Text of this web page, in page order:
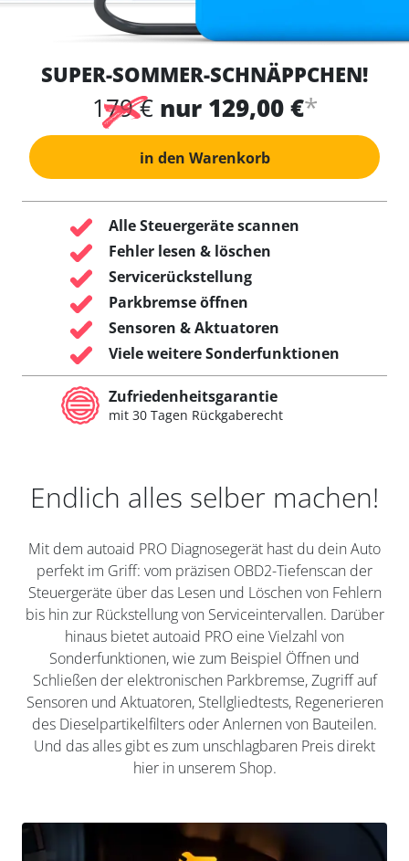
SUPER-SOMMER-SCHNÄPPCHEN!
179 € nur 129,00 €*
in den Warenkorb
Alle Steuergeräte scannen
Fehler lesen & löschen
Servicerückstellung
Parkbremse öffnen
Sensoren & Aktuatoren
Viele weitere Sonderfunktionen
Zufriedenheitsgarantie
mit 30 Tagen Rückgaberecht
Endlich alles selber machen!
Mit dem autoaid PRO Diagnosegerät hast du dein Auto
perfekt im Griff: vom präzisen OBD2-Tiefenscan der
Steuergeräte über das Lesen und Löschen von Fehlern
bis hin zur Rückstellung von Serviceintervallen. Darüber
hinaus bietet autoaid PRO eine Vielzahl von
Sonderfunktionen, wie zum Beispiel Öffnen und
Schließen der elektronischen Parkbremse, Zugriff auf
Sensoren und Aktuatoren, Stellgliedtests, Regenerieren
des Dieselpartikelfilters oder Anlernen von Bauteilen.
Und das alles gibt es zum unschlagbaren Preis direkt
hier in unserem Shop.